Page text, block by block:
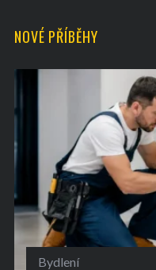
NOVÉ PŘÍBĚHY
Bydlení